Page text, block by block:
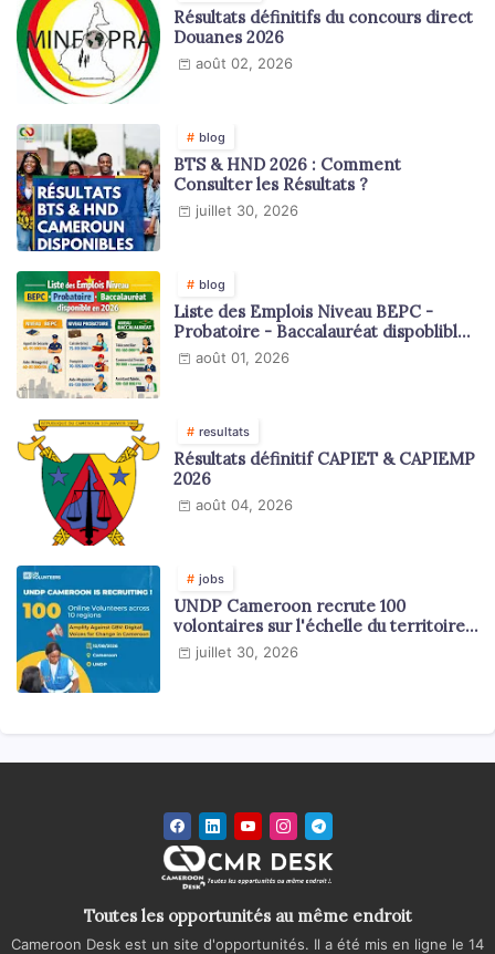
Résultats définitifs du concours direct
Douanes 2026
août 02, 2026
blog
BTS & HND 2026 : Comment
Consulter les Résultats ?
juillet 30, 2026
blog
Liste des Emplois Niveau BEPC -
Probatoire - Baccalauréat dispoblible
en 2026
août 01, 2026
resultats
Résultats définitif CAPIET & CAPIEMP
2026
août 04, 2026
jobs
UNDP Cameroon recrute 100
volontaires sur l'échelle du territoire
national
juillet 30, 2026
Toutes les opportunités au même endroit
Cameroon Desk est un site d'opportunités. Il a été mis en ligne le 14